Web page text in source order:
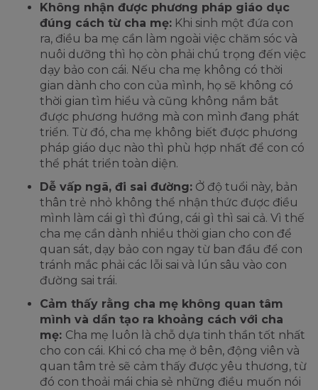
Không nhận được phương pháp giáo dục
đúng cách từ cha mẹ: Khi sinh một đứa con
ra, điều ba mẹ cần làm ngoài việc chăm sóc và
nuôi dưỡng thì họ còn phải chú trọng đến việc
dạy bảo con cái. Nếu cha mẹ không có thời
gian dành cho con của mình, họ sẽ không có
thời gian tìm hiểu và cũng không nắm bắt
được phương hướng mà con mình đang phát
triển. Từ đó, cha mẹ không biết được phương
pháp giáo dục nào thì phù hợp nhất để con có
thể phát triển toàn diện.
Dễ vấp ngã, đi sai đường: Ở độ tuổi này, bản
thân trẻ nhỏ không thể nhận thức được điều
mình làm cái gì thì đúng, cái gì thì sai cả. Vì thế
cha mẹ cần dành nhiều thời gian cho con để
quan sát, dạy bảo con ngay từ ban đầu để con
tránh mắc phải các lỗi sai và lún sâu vào con
đường sai trái.
Cảm thấy rằng cha mẹ không quan tâm
mình và dần tạo ra khoảng cách với cha
mẹ: Cha mẹ luôn là chỗ dựa tinh thần tốt nhất
cho con cái. Khi có cha mẹ ở bên, động viên và
quan tâm trẻ sẽ cảm thấy được yêu thương, từ
đó con thoải mái chia sẻ những điều muốn nói